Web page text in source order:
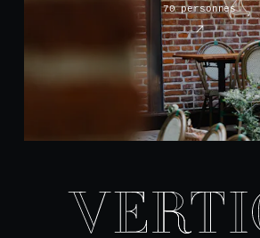
70 personnes